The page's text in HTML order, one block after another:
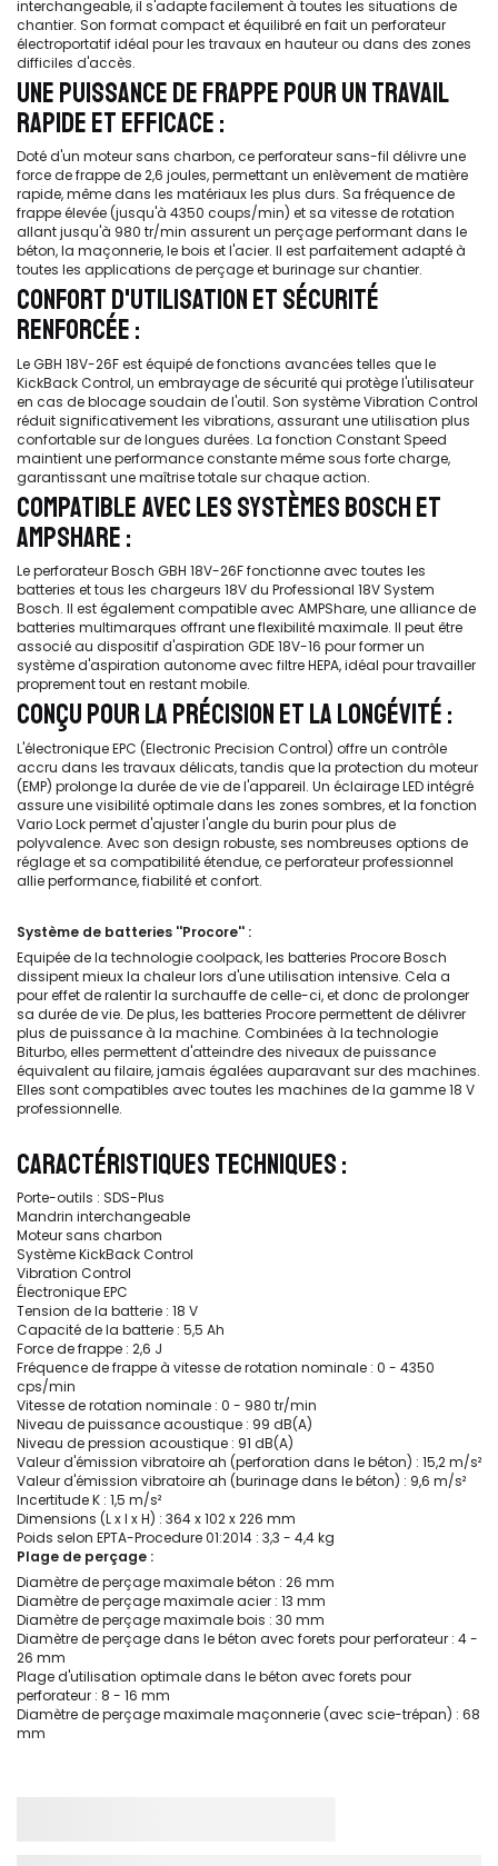
interchangeable, il s'adapte facilement à toutes les situations de
chantier. Son format compact et équilibré en fait un perforateur
électroportatif idéal pour les travaux en hauteur ou dans des zones
difficiles d'accès.
UNE PUISSANCE DE FRAPPE POUR UN TRAVAIL
RAPIDE ET EFFICACE :
Doté d'un moteur sans charbon, ce perforateur sans-fil délivre une
force de frappe de 2,6 joules, permettant un enlèvement de matière
rapide, même dans les matériaux les plus durs. Sa fréquence de
frappe élevée (jusqu'à 4350 coups/min) et sa vitesse de rotation
allant jusqu'à 980 tr/min assurent un perçage performant dans le
béton, la maçonnerie, le bois et l'acier. Il est parfaitement adapté à
toutes les applications de perçage et burinage sur chantier.
CONFORT D'UTILISATION ET SÉCURITÉ
RENFORCÉE :
Le GBH 18V-26F est équipé de fonctions avancées telles que le
KickBack Control, un embrayage de sécurité qui protège l'utilisateur
en cas de blocage soudain de l'outil. Son système Vibration Control
réduit significativement les vibrations, assurant une utilisation plus
confortable sur de longues durées. La fonction Constant Speed
maintient une performance constante même sous forte charge,
garantissant une maîtrise totale sur chaque action.
COMPATIBLE AVEC LES SYSTÈMES BOSCH ET
AMPSHARE :
Le perforateur Bosch GBH 18V-26F fonctionne avec toutes les
batteries et tous les chargeurs 18V du Professional 18V System
Bosch. Il est également compatible avec AMPShare, une alliance de
batteries multimarques offrant une flexibilité maximale. Il peut être
associé au dispositif d'aspiration GDE 18V-16 pour former un
système d'aspiration autonome avec filtre HEPA, idéal pour travailler
proprement tout en restant mobile.
CONÇU POUR LA PRÉCISION ET LA LONGÉVITÉ :
L'électronique EPC (Electronic Precision Control) offre un contrôle
accru dans les travaux délicats, tandis que la protection du moteur
(EMP) prolonge la durée de vie de l'appareil. Un éclairage LED intégré
assure une visibilité optimale dans les zones sombres, et la fonction
Vario Lock permet d'ajuster l'angle du burin pour plus de
polyvalence. Avec son design robuste, ses nombreuses options de
réglage et sa compatibilité étendue, ce perforateur professionnel
allie performance, fiabilité et confort.
Système de batteries ''Procore'' :
Equipée de la technologie coolpack, les batteries Procore Bosch
dissipent mieux la chaleur lors d'une utilisation intensive. Cela a
pour effet de ralentir la surchauffe de celle-ci, et donc de prolonger
sa durée de vie. De plus, les batteries Procore permettent de délivrer
plus de puissance à la machine. Combinées à la technologie
Biturbo, elles permettent d'atteindre des niveaux de puissance
équivalent au filaire, jamais égalées auparavant sur des machines.
Elles sont compatibles avec toutes les machines de la gamme 18 V
professionnelle.
CARACTÉRISTIQUES TECHNIQUES :
Porte-outils : SDS-Plus
Mandrin interchangeable
Moteur sans charbon
Système KickBack Control
Vibration Control
Électronique EPC
Tension de la batterie : 18 V
Capacité de la batterie : 5,5 Ah
Force de frappe : 2,6 J
Fréquence de frappe à vitesse de rotation nominale : 0 - 4350
cps/min
Vitesse de rotation nominale : 0 - 980 tr/min
Niveau de puissance acoustique : 99 dB(A)
Niveau de pression acoustique : 91 dB(A)
Valeur d'émission vibratoire ah (perforation dans le béton) : 15,2 m/s²
Valeur d'émission vibratoire ah (burinage dans le béton) : 9,6 m/s²
Incertitude K : 1,5 m/s²
Dimensions (L x l x H) : 364 x 102 x 226 mm
Poids selon EPTA-Procedure 01:2014 : 3,3 - 4,4 kg
Plage de perçage :
Diamètre de perçage maximale béton : 26 mm
Diamètre de perçage maximale acier : 13 mm
Diamètre de perçage maximale bois : 30 mm
Diamètre de perçage dans le béton avec forets pour perforateur : 4 -
26 mm
Plage d'utilisation optimale dans le béton avec forets pour
perforateur : 8 - 16 mm
Diamètre de perçage maximale maçonnerie (avec scie-trépan) : 68
mm